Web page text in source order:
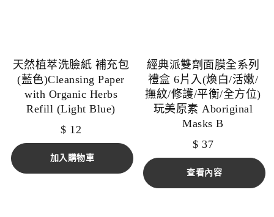
天然植萃洗臉紙 補充包
(藍色)Cleansing Paper
with Organic Herbs
Refill (Light Blue)
$ 12
加入購物車
經典派雙劑面膜全系列
禮盒 6片入(煥白/活嫩/
撫紋/修護/平衡/全方位)
玩美原素 Aboriginal
Masks B
$ 37
查看內容